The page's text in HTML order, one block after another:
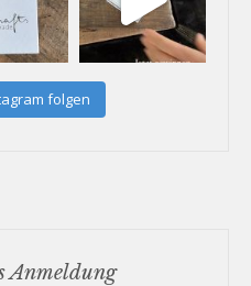
folgen
Anmeldung